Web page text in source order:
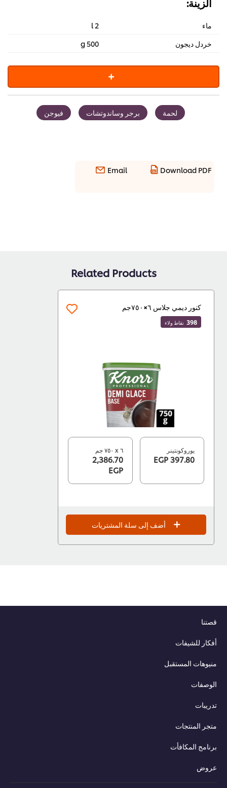
ماء
خردل ديجون
500 g
لحمة برجر وساندوتشات فيوجن
Download PDF
Email
Related Products
كنور ديمي جلاس ٦×٧٥٠جم
398 نقاط ولاء
يوروكونتينر
397.80 EGP
2,386.70
EGP
أضف إلى سلة المشتريات
قصتنا
أفكار للشيفات
منيوهات المستقبل
الوصفات
تدريبات
متجر المنتجات
برنامج المكافأت
عروض